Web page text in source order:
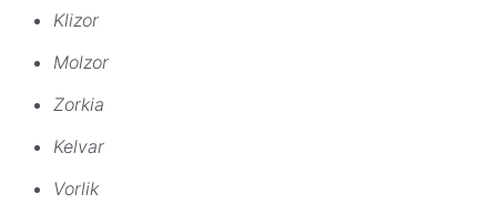
Klizor
Molzor
Zorkia
Kelvar
Vorlik